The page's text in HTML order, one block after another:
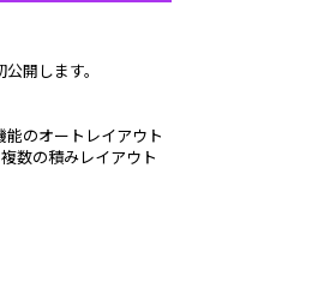
開します。
数の積みレイアウト